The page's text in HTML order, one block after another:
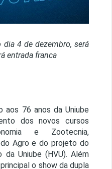
dia 4 de dezembro, será
entrada franca
aos 76 anos da Uniube
dos novos cursos
e Zootecnia,
Agro e do projeto do
da Uniube (HVU). Além
o show da dupla